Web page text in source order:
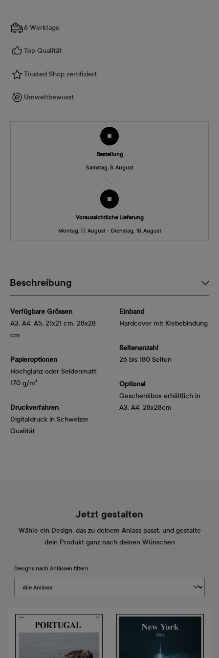
6 Werktage
Top Qualität
Trusted Shop zertifiziert
Umweltbewusst
Bestellung
Samstag, 8. August
Voraussichtliche Lieferung
Montag, 17. August - Dienstag, 18. August
Beschreibung
Verfügbare Grössen
A3, A4, A5, 21x21 cm, 28x28
cm
Papieroptionen
Hochglanz oder Seidenmatt,
170 g/m²
Druckverfahren
Digitaldruck in Schweizer
Qualität
Einband
Hardcover mit Klebebindung
Seitenanzahl
26 bis 180 Seiten
Optional
Geschenkbox erhältlich in
A3, A4, 28x28cm
Jetzt gestalten
Wähle ein Design, das zu deinem Anlass passt, und gestalte
dein Produkt ganz nach deinen Wünschen
Designs nach Anlässen filtern